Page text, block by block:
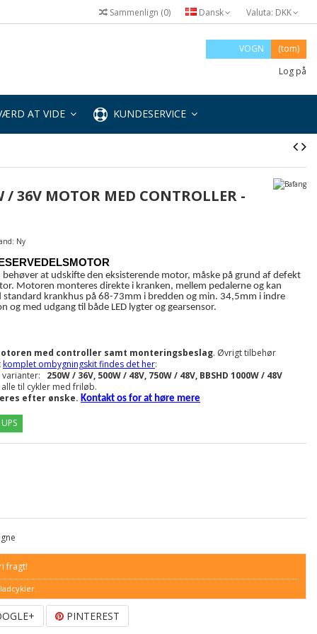
Valuta: DKK
Dansk
Sammenlign (0)
VOGN
(tom)
Log på
AT VIDE KUNDESERVICE
/ 36V MOTOR MED CONTROLLER -
Ny
at udskifte den eksisterende motor, måske på grund af defekt
Motoren monteres direkte i kranken, mellem pedalerne og kan
krankhus på 68-73mm i bredden og min. 34,5mm i indre
og med udgang til både LED lygter og gearsensor.
med controller samt monteringsbeslag. Øvrigt tilbehør
komplet ombygningskit findes det her:
250W / 36V, 500W / 48V, 750W / 48V, BBSHD 1000W / 48V
alle til cykler med friløb.
efter ønske. Kontakt os for at høre mere
fragt!
PINTEREST